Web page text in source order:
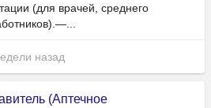
(для врачей, среднего
назад
(Аптечное